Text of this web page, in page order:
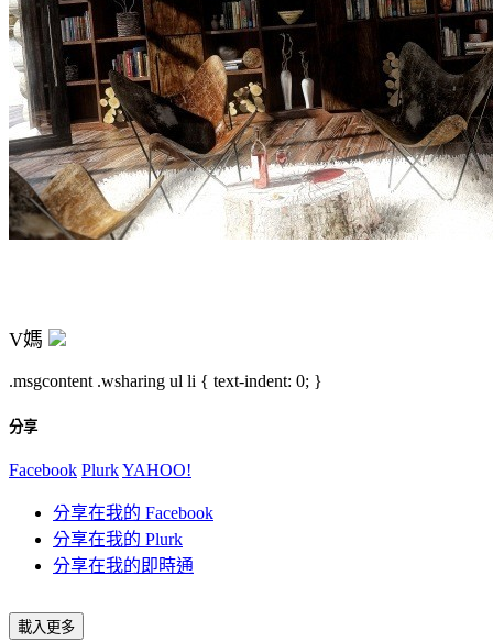
V媽
.msgcontent .wsharing ul li { text-indent: 0; }
分享
Facebook PlurkYAHOO!
分享在我的 Facebook
分享在我的 Plurk
分享在我的即時通
載入更多